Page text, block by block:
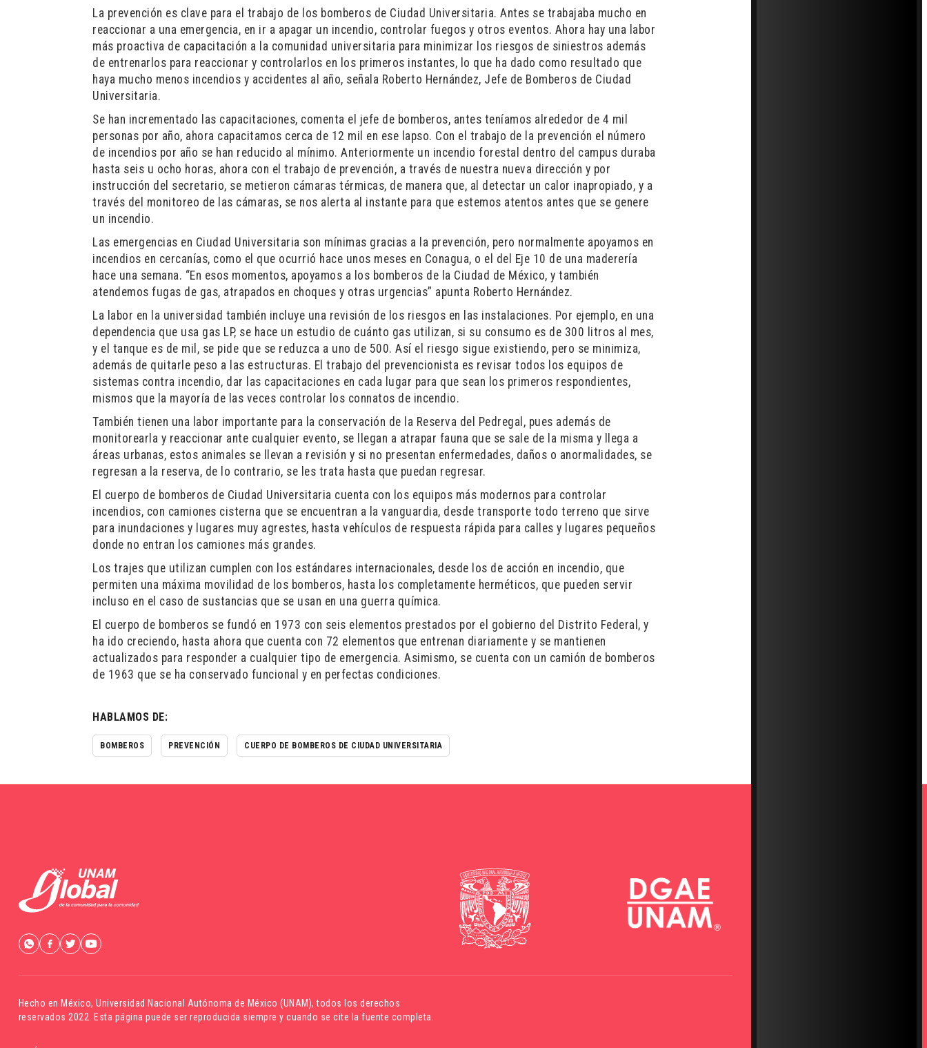
La prevención es clave para el trabajo de los bomberos de Ciudad Universitaria. Antes se trabajaba mucho en
reaccionar a una emergencia, en ir a apagar un incendio, controlar fuegos y otros eventos. Ahora hay una labor
más proactiva de capacitación a la comunidad universitaria para minimizar los riesgos de siniestros además
de entrenarlos para reaccionar y controlarlos en los primeros instantes, lo que ha dado como resultado que
haya mucho menos incendios y accidentes al año, señala Roberto Hernández, Jefe de Bomberos de Ciudad
Universitaria.
Se han incrementado las capacitaciones, comenta el jefe de bomberos, antes teníamos alrededor de 4 mil
personas por año, ahora capacitamos cerca de 12 mil en ese lapso. Con el trabajo de la prevención el número
de incendios por año se han reducido al mínimo. Anteriormente un incendio forestal dentro del campus duraba
hasta seis u ocho horas, ahora con el trabajo de prevención, a través de nuestra nueva dirección y por
instrucción del secretario, se metieron cámaras térmicas, de manera que, al detectar un calor inapropiado, y a
través del monitoreo de las cámaras, se nos alerta al instante para que estemos atentos antes que se genere
un incendio.
Las emergencias en Ciudad Universitaria son mínimas gracias a la prevención, pero normalmente apoyamos en
incendios en cercanías, como el que ocurrió hace unos meses en Conagua, o el del Eje 10 de una maderería
hace una semana. “En esos momentos, apoyamos a los bomberos de la Ciudad de México, y también
atendemos fugas de gas, atrapados en choques y otras urgencias” apunta Roberto Hernández.
La labor en la universidad también incluye una revisión de los riesgos en las instalaciones. Por ejemplo, en una
dependencia que usa gas LP, se hace un estudio de cuánto gas utilizan, si su consumo es de 300 litros al mes,
y el tanque es de mil, se pide que se reduzca a uno de 500. Así el riesgo sigue existiendo, pero se minimiza,
además de quitarle peso a las estructuras. El trabajo del prevencionista es revisar todos los equipos de
sistemas contra incendio, dar las capacitaciones en cada lugar para que sean los primeros respondientes,
mismos que la mayoría de las veces controlar los connatos de incendio.
También tienen una labor importante para la conservación de la Reserva del Pedregal, pues además de
monitorearla y reaccionar ante cualquier evento, se llegan a atrapar fauna que se sale de la misma y llega a
áreas urbanas, estos animales se llevan a revisión y si no presentan enfermedades, daños o anormalidades, se
regresan a la reserva, de lo contrario, se les trata hasta que puedan regresar.
El cuerpo de bomberos de Ciudad Universitaria cuenta con los equipos más modernos para controlar
incendios, con camiones cisterna que se encuentran a la vanguardia, desde transporte todo terreno que sirve
para inundaciones y lugares muy agrestes, hasta vehículos de respuesta rápida para calles y lugares pequeños
donde no entran los camiones más grandes.
Los trajes que utilizan cumplen con los estándares internacionales, desde los de acción en incendio, que
permiten una máxima movilidad de los bomberos, hasta los completamente herméticos, que pueden servir
incluso en el caso de sustancias que se usan en una guerra química.
El cuerpo de bomberos se fundó en 1973 con seis elementos prestados por el gobierno del Distrito Federal, y
ha ido creciendo, hasta ahora que cuenta con 72 elementos que entrenan diariamente y se mantienen
actualizados para responder a cualquier tipo de emergencia. Asimismo, se cuenta con un camión de bomberos
de 1963 que se ha conservado funcional y en perfectas condiciones.
HABLAMOS DE:
BOMBEROS PREVENCIÓN CUERPO DE BOMBEROS DE CIUDAD UNIVERSITARIA
Hecho en México,Universidad Nacional Autónoma de México (UNAM), todos los derechos
reservados 2022. Esta página puede ser reproducida siempre y cuando se cite la fuente completa.